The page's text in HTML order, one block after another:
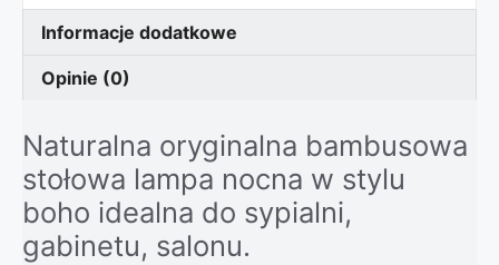
Informacje dodatkowe
Opinie (0)
Naturalna oryginalna bambusowa
stołowa lampa nocna w stylu
boho idealna do sypialni,
gabinetu, salonu.